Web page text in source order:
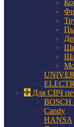
Для СВЧ
BOSCH
Candy
HANSA